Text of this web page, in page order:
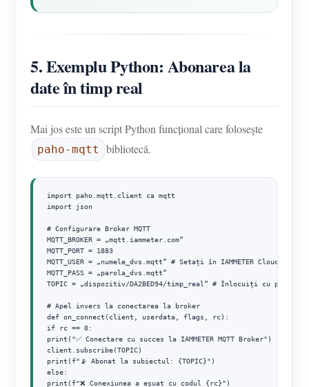
5. Exemplu Python: Abonarea la
date în timp real
Mai jos este un script Python funcțional care folosește
paho-mqtt bibliotecă.
import paho.mqtt.client ca mqtt
import json
# Configurare Broker MQTT
MQTT_BROKER = „mqtt.iammeter.com”
MQTT_PORT = 1883
MQTT_USER = „numele_dvs.mqtt” # Setați în IAMMETER Cloud →
MQTT_PASS = „parola_dvs.mqtt”
TOPIC = „dispozitiv/DA2BED94/timp_real” # Înlocuiți cu
# Apel invers la conectarea la broker
def on_connect(client, userdata, flags, rc):
if rc == 0:
print("✅ Conectare cu succes la IAMMETER MQTT Broker")
client.subscribe(TOPIC)
print(f"📡 Abonat la subiectul: {TOPIC}")
else:
print(f"❌ Conexiunea a eșuat cu codul {rc}")